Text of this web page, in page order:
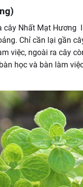
cây Nhất Mạt Hương
Chỉ cần lại gần
việc, ngoài ra cây
học và bàn làm